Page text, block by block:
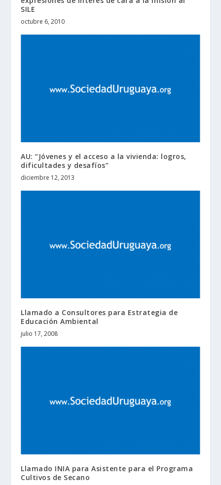
SILE
octubre 6, 2010
AU: “Jóvenes y el acceso a la vivienda: logros,
dificultades y desafíos”
diciembre 12, 2013
Llamado a Consultores para Estrategia de
Educación Ambiental
julio 17, 2008
Llamado INIA para Asistente para el Programa
Cultivos de Secano